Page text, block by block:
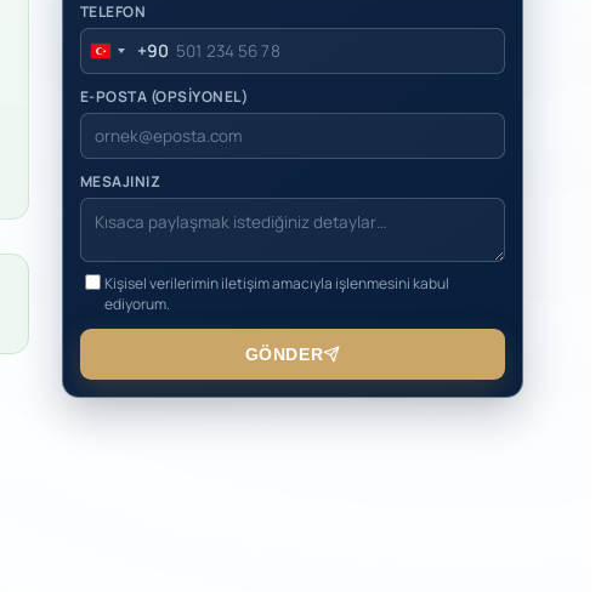
TELEFON
Turkey
+90
+90
E-POSTA (OPSİYONEL)
MESAJINIZ
Kişisel verilerimin iletişim amacıyla işlenmesini kabul
ediyorum.
GÖNDER